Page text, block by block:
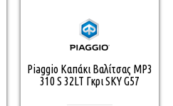
Piaggio Καπάκι Βαλίτσας MP3
310 S 32LT Γκρι SKY G57